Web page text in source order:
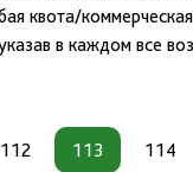
квота/
в каждом все
112 113 114